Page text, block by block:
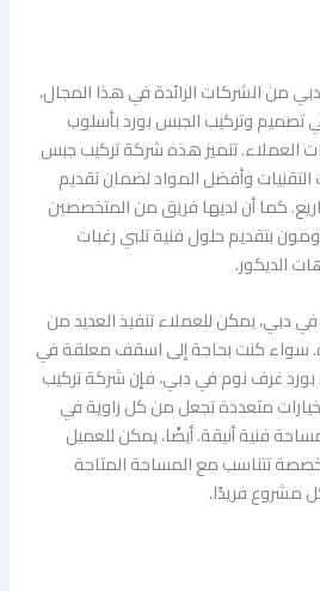
من الشركات الرائدة في هذا المجال،
وتركيب الجبس بورد بأسلوب
العملاء. تتميز هذه شركة تركيب جبس
وأفضل المواد لضمان تقديم
كما أن لديها فريق من المتخصصين
بتقديم حلول فنية تلبي رغبات
الديكور.
يمكن للعملاء تنفيذ العديد من
سواء كنت بحاجة إلى اسقف معلقة في
غرف نوم في دبي، فإن شركة تركيب
متعددة تجعل من كل زاوية في
فنية أنيقة. أيضًا، يمكن للعميل
تتناسب مع المساحة المتاحة
مشروع فريدًا.